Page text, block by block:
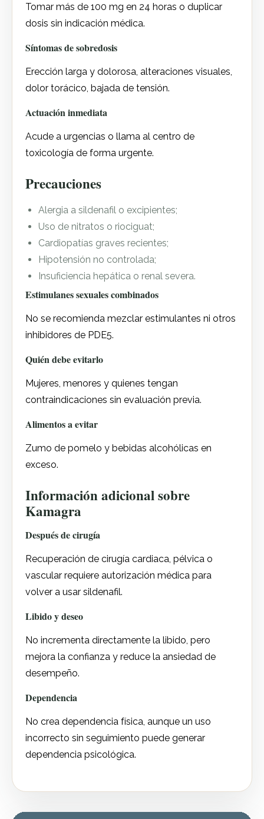
Tomar más de 100 mg en 24 horas o duplicar
dosis sin indicación médica.
Síntomas de sobredosis
Erección larga y dolorosa, alteraciones visuales,
dolor torácico, bajada de tensión.
Actuación inmediata
Acude a urgencias o llama al centro de
toxicología de forma urgente.
Precauciones
Alergia a sildenafil o excipientes;
Uso de nitratos o riociguat;
Cardiopatías graves recientes;
Hipotensión no controlada;
Insuficiencia hepática o renal severa.
Estimulanes sexuales combinados
No se recomienda mezclar estimulantes ni otros
inhibidores de PDE5.
Quién debe evitarlo
Mujeres, menores y quienes tengan
contraindicaciones sin evaluación previa.
Alimentos a evitar
Zumo de pomelo y bebidas alcohólicas en
exceso.
Información adicional sobre
Kamagra
Después de cirugía
Recuperación de cirugía cardiaca, pélvica o
vascular requiere autorización médica para
volver a usar sildenafil.
Libido y deseo
No incrementa directamente la libido, pero
mejora la confianza y reduce la ansiedad de
desempeño.
Dependencia
No crea dependencia física, aunque un uso
incorrecto sin seguimiento puede generar
dependencia psicológica.